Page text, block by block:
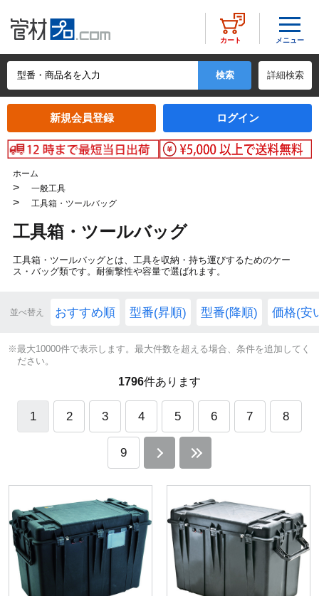
詳細検索
カート
新規会員登録 ログイン
メニュー
ホーム
> 一般工具
> 工具箱・ツールバッグ
工具箱・ツールバッグ
工具箱・ツールバッグとは、工具を収納・持ち運びするためのケー
ス・バッグ類です。耐衝撃性や容量で選ばれます。
並べ替え おすすめ順 型番(昇順) 型番(降順) 価格(安
※最大10000件で表示します。最大件数を超える場合、条件を追加してく
ださい。
1796件あります
1 2 3 4 5 6 7 8
9